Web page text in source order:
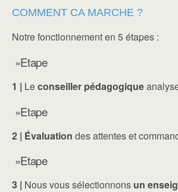
COMMENT CA MARCHE ?
Notre fonctionnement en 5 étapes :
»Etape
1 | Leconseiller pédagogique
»Etape
2 | Évaluation des attentes et
»Etape
3 | Nous vous sélectionnons un